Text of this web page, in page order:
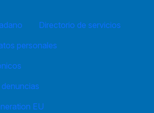
Directorio de servicios
personales
EU